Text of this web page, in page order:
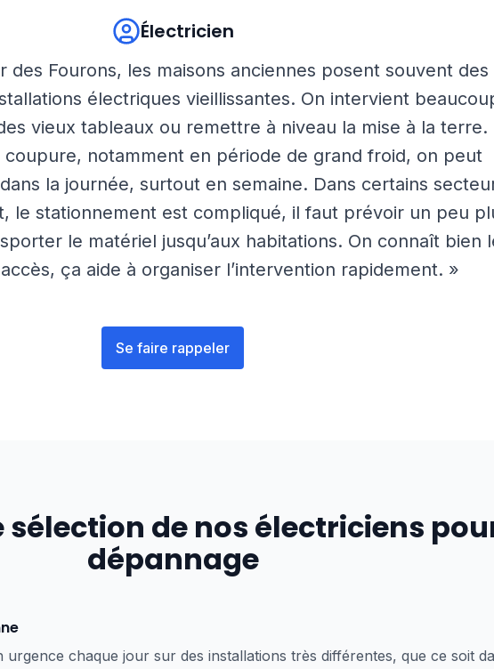
Électricien
des Fourons, les maisons anciennes posent souvent des
électriques vieillissantes. On intervient
vieux tableaux ou remettre à niveau la mise à la terre.
coupure, notamment en période de grand froid, on peut
la journée, surtout en semaine. Dans certains
le stationnement est compliqué, il faut prévoir un peu
le matériel jusqu’aux habitations. On connaît bien
ça aide à organiser l’intervention rapidement. »
Se faire rappeler
sélection de nos électriciens
dépannage
urgence chaque jour sur des installations très différentes, que ce soit